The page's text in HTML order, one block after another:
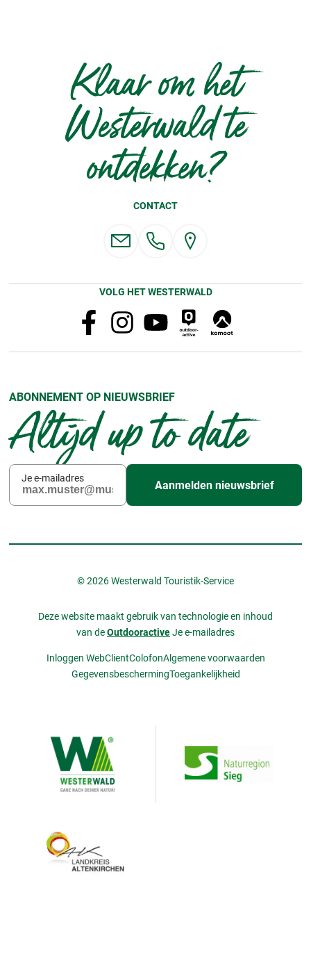
Klaar om het
Westerwald te
ontdekken?
CONTACT
VOLG HET WESTERWALD
ABONNEMENT OP NIEUWSBRIEF
Altijd up to date
Je e-mailadres
Aanmelden nieuwsbrief
© 2026 Westerwald Touristik-Service
Deze website maakt gebruik van technologie en inhoud
van deOutdooractiveJe e-mailadres
Inloggen WebClientColofonAlgemene voorwaarden
GegevensbeschermingToegankelijkheid